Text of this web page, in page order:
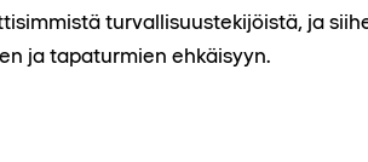
turvallisuustekijöistä, ja
ja tapaturmien ehkäisyyn.